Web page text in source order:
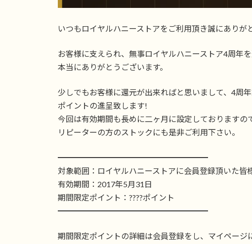
いつもロイヤルハニーストアをご利用頂き誠にありが
お客様に支えられ、無事ロイヤルハニーストア4周年
本当にありがとうございます。
少しでもお客様に還元が出来ればと思いまして、4周
ポイントの進呈致します!
今回は有効期間も長めに二ヶ月に設定しております
リピーターの方のストックにも是非ご利用下さい。
━━━━━━━━━━━━━━━━━━━
対象範囲：ロイヤルハニーストアに会員登録頂いた皆
有効期間：2017年5月31日
期間限定ポイント：????ポイント
━━━━━━━━━━━━━━━━━━━
期間限定ポイントの詳細は会員登録をし、マイペー